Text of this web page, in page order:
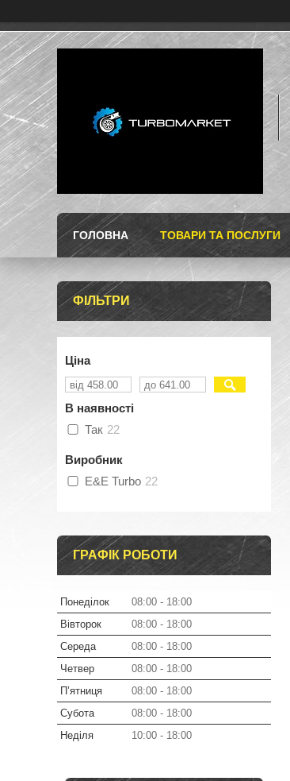
ГОЛОВНА ТОВАРИ ТА ПОСЛУГИ
ФІЛЬТРИ
Ціна
В наявності
Так 22
Виробник
E&E Turbo 22
ГРАФІК РОБОТИ
Понеділок 08:00
18:00
Вівторок
08:00
18:00
Середа
08:00
18:00
Четвер
08:00
18:00
Пʼятниця
08:00
18:00
Субота
08:00
18:00
Неділя
10:00 18:00